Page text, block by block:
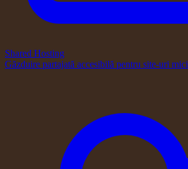
Shared Hosting
Găzduire partajată accesibilă pentru site-uri